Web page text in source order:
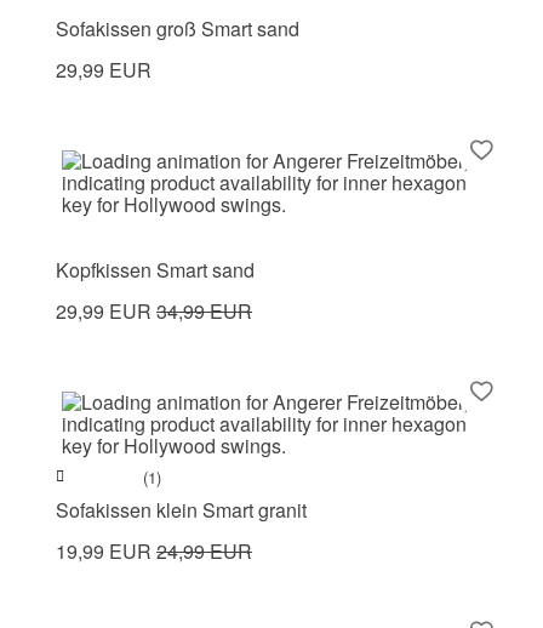
Sofakissen groß Smart sand
29,99 EUR
Kopfkissen Smart sand
29,99 EUR 34,99 EUR
(1)
Sofakissen klein Smart granit
19,99 EUR 24,99 EUR